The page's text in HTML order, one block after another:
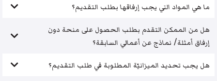
ما هي المواد التي يجب إرفاقها بطلب التقديم؟
هل من الممكن التقدم بطلب الحصول على منحة دون
إرفاق أمثلة/ نماذج عن أعمالي السابقة؟
هل يجب تحديد الميزانيّة المطلوبة في طلب التقديم؟